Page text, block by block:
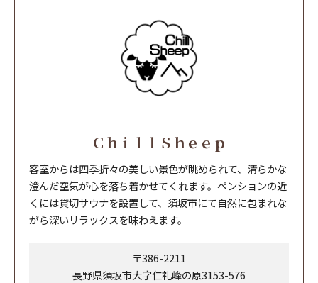
ＣｈｉｌｌＳｈｅｅｐ
客室からは四季折々の美しい景色が眺められて、清らかな
澄んだ空気が心を落ち着かせてくれます。ペンションの近
くには貸切サウナを設置して、須坂市にて自然に包まれな
がら深いリラックスを味わえます。
〒386-2211
長野県須坂市大字仁礼峰の原3153-576